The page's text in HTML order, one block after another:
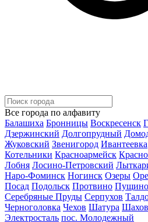
Все города по алфавиту
Балашиха Бронницы Воскресенск
Дзержинский Долгопрудный
Жуковский Звенигород Ивантеевка
Котельники Красноармейск
Лобня Лосино-Петровский
Наро-Фоминск Ногинск Озеры
Посад Подольск Протвино Пущино
Серебряные Пруды Серпухов
Черноголовка Чехов Шатура
Электросталь пос. Молодежный